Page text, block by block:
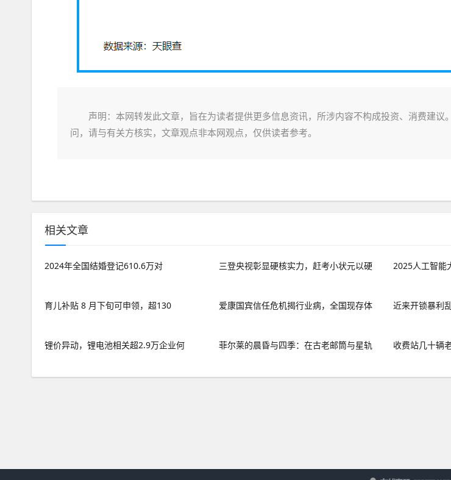
声明：本网转发此文章，旨在为读者提供更多信息资讯，所涉内容不构成投资、消费建议
问，请与有关方核实，文章观点非本网观点，仅供读者参考。
相关文章
2024年全国结婚登记610.6万对 三登央视彰显硬核实力，赶考小状元以硬 2025人工智能
育儿补贴 8 月下旬可申领，超130 爱康国宾信任危机揭行业病，全国现存体 近来开锁暴利
锂价异动，锂电池相关超2.9万企业何 菲尔莱的晨昏与四季：在古老邮筒与星轨 收费站几十辆